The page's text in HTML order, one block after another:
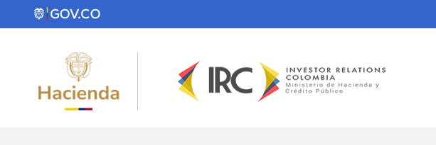
Saltar al contenido principal